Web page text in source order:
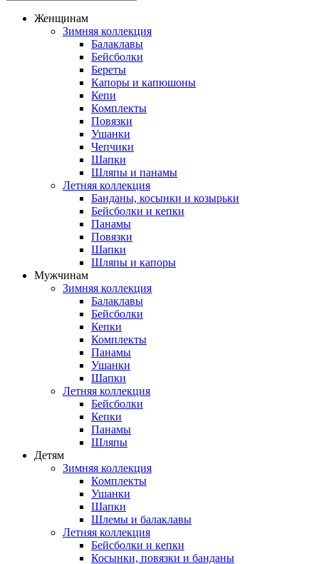
Женщинам
Зимняя коллекция
Балаклавы
Бейсболки
Береты
Капоры и капюшоны
Кепи
Комплекты
Повязки
Ушанки
Чепчики
Шапки
Шляпы и панамы
Летняя коллекция
Банданы, косынки и козырьки
Бейсболки и кепки
Панамы
Повязки
Шапки
Шляпы и капоры
Мужчинам
Зимняя коллекция
Балаклавы
Бейсболки
Кепки
Комплекты
Панамы
Ушанки
Шапки
Летняя коллекция
Бейсболки
Кепки
Панамы
Шляпы
Детям
Зимняя коллекция
Комплекты
Ушанки
Шапки
Шлемы и балаклавы
Летняя коллекция
Бейсболки и кепки
Косынки, повязки и банданы